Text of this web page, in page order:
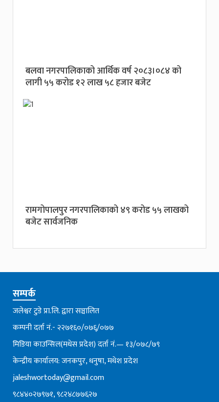
बलवा नगरपालिकाको आर्थिक वर्ष २०८३।०८४ को
लागी ५५ करोड १२ लाख ५८ हजार बजेट
रामगोपालपुर नगरपालिकाको ४९ करोड ५५ लाखको
बजेट सार्वजनिक
सम्पर्क
जलेश्वर टुडे प्रा.लि. द्वारा सञ्चालित
कम्पनी दर्ता नं.- २२७१६०/०७६्/०७७
मिडिया काउन्सिल(मधेस प्रदेश) दर्ता नं.— १३/०७८/७९
केन्द्रीय कार्यालय: जनकपुर, धनुषा, मधेश प्रदेश
jaleshwortoday@gmail.com
९८४४०२७९७१, ९८२४८७७६२७